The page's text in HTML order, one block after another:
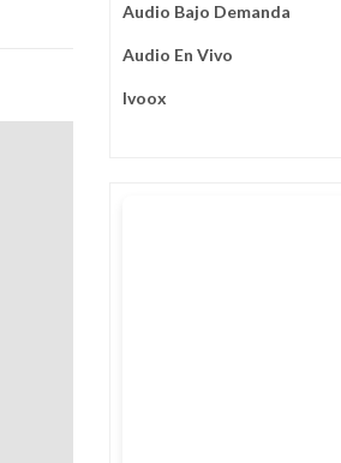
Audio Bajo Demanda
Audio En Vivo
Ivoox